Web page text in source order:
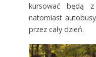
kursować będą z
natomiast
przez cały dzień.